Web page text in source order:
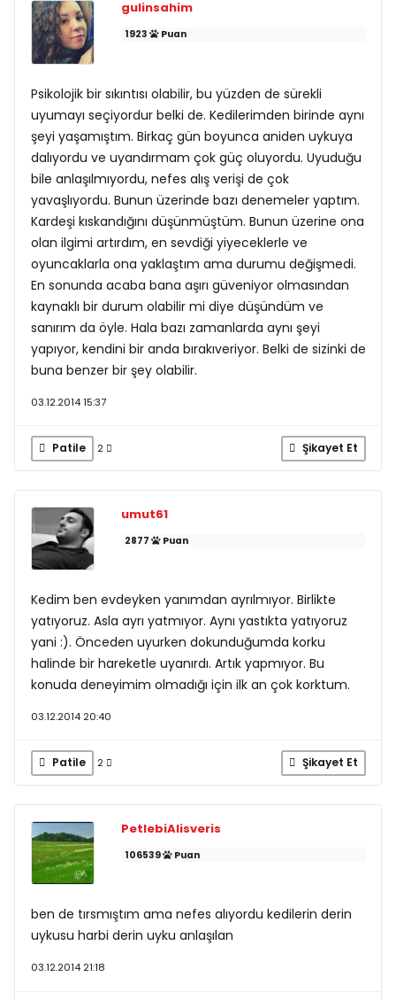
gulinsahim
1923 Puan
Psikolojik bir sıkıntısı olabilir, bu yüzden de sürekli
uyumayı seçiyordur belki de. Kedilerimden birinde aynı
şeyi yaşamıştım. Birkaç gün boyunca aniden uykuya
dalıyordu ve uyandırmam çok güç oluyordu. Uyuduğu
bile anlaşılmıyordu, nefes alış verişi de çok
yavaşlıyordu. Bunun üzerinde bazı denemeler yaptım.
Kardeşi kıskandığını düşünmüştüm. Bunun üzerine ona
olan ilgimi artırdım, en sevdiği yiyeceklerle ve
oyuncaklarla ona yaklaştım ama durumu değişmedi.
En sonunda acaba bana aşırı güveniyor olmasından
kaynaklı bir durum olabilir mi diye düşündüm ve
sanırım da öyle. Hala bazı zamanlarda aynı şeyi
yapıyor, kendini bir anda bırakıveriyor. Belki de sizinki de
buna benzer bir şey olabilir.
03.12.2014 15:37
Patile 2 Şikayet Et
umut61
2877 Puan
Kedim ben evdeyken yanımdan ayrılmıyor. Birlikte
yatıyoruz. Asla ayrı yatmıyor. Aynı yastıkta yatıyoruz
yani :). Önceden uyurken dokunduğumda korku
halinde bir hareketle uyanırdı. Artık yapmıyor. Bu
konuda deneyimim olmadığı için ilk an çok korktum.
03.12.2014 20:40
Patile 2 Şikayet Et
PetlebiAlisveris
106539 Puan
ben de tırsmıştım ama nefes alıyordu kedilerin derin
uykusu harbi derin uyku anlaşılan
03.12.2014 21:18